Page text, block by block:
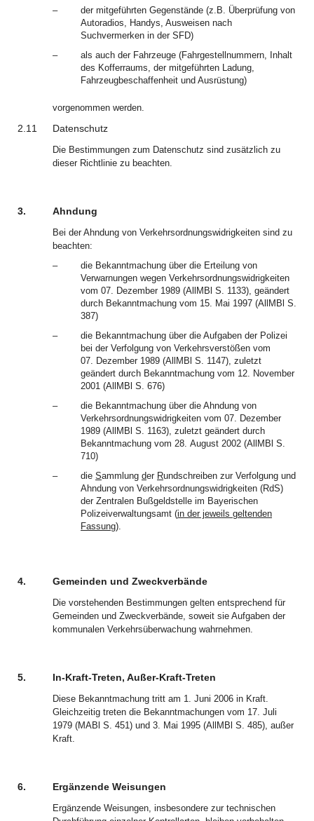
–
der mitgeführten Gegenstände (z.B. Überprüfung von
Autoradios, Handys, Ausweisen nach
Suchvermerken in der SFD)
–
als auch der Fahrzeuge (Fahrgestellnummern, Inhalt
des Kofferraums, der mitgeführten Ladung,
Fahrzeugbeschaffenheit und Ausrüstung)
vorgenommen werden.
2.11 Datenschutz
Die Bestimmungen zum Datenschutz sind zusätzlich zu
dieser Richtlinie zu beachten.
3. Ahndung
Bei der Ahndung von Verkehrsordnungswidrigkeiten sind zu
beachten:
–
die Bekanntmachung über die Erteilung von
Verwarnungen wegen Verkehrsordnungswidrigkeiten
vom 07. Dezember 1989 (AllMBl S. 1133), geändert
durch Bekanntmachung vom 15. Mai 1997 (AllMBl S.
387)
–
die Bekanntmachung über die Aufgaben der Polizei
bei der Verfolgung von Verkehrsverstößen vom
07. Dezember 1989 (AllMBl S. 1147), zuletzt
geändert durch Bekanntmachung vom 12. November
2001 (AllMBl S. 676)
–
die Bekanntmachung über die Ahndung von
Verkehrsordnungswidrigkeiten vom 07. Dezember
1989 (AllMBl S. 1163), zuletzt geändert durch
Bekanntmachung vom 28. August 2002 (AllMBl S.
710)
–
die Sammlung der Rundschreiben zur Verfolgung und
Ahndung von Verkehrsordnungswidrigkeiten (RdS)
der Zentralen Bußgeldstelle im Bayerischen
Polizeiverwaltungsamt (in der jeweils geltenden
Fassung).
4. Gemeinden und Zweckverbände
Die vorstehenden Bestimmungen gelten entsprechend für
Gemeinden und Zweckverbände, soweit sie Aufgaben der
kommunalen Verkehrsüberwachung wahrnehmen.
5. In-Kraft-Treten, Außer-Kraft-Treten
Diese Bekanntmachung tritt am 1. Juni 2006 in Kraft.
Gleichzeitig treten die Bekanntmachungen vom 17. Juli
1979 (MABl S. 451) und 3. Mai 1995 (AllMBl S. 485), außer
Kraft.
6. Ergänzende Weisungen
Ergänzende Weisungen, insbesondere zur technischen